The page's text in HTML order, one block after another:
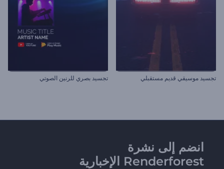
تجسيد موسيقي قديم مستقبلي تجسيد بصري للرنين الصوتي
انضم إلى نشرة
Renderforest الإخبارية